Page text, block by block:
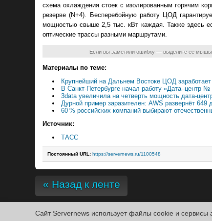
схема охлаждения стоек с изолированным горячим
резерве (N+4). Бесперебойную работу ЦОД
мощностью свыше 2,5 тыс. кВт каждая. Также здесь
оптические трассы разными маршрутами.
Если вы заметили ошибку — выделите ее
Материалы по теме:
Крупнейший на Дальнем Востоке ЦОД
В Санкт-Петербурге начал работу «Дата–центр
3data увеличила на четверть мощность дата-
Дурной пример заразителен: AWS развернёт
60 % российских компаний выбирают
Источник:
ТАСС
Постоянный URL: https://servernews.ru/1100548
« Назад к ленте
Сайт Servernews использует файлы cookie и сервисы